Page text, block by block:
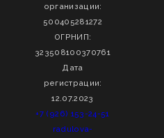
организации:
500405281272
ОГРНИП:
323508100370761
Дата
регистрации:
12.07.2023
+7 (926) 153-24-51
radulova-